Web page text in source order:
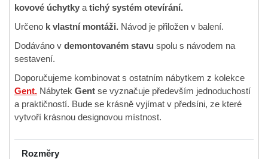
kovové úchytky a tichý systém otevírání.
Určeno k vlastní montáži. Návod je přiložen v balení.
Dodáváno v demontovaném stavu spolu s návodem na
sestavení.
Doporučujeme kombinovat s ostatním nábytkem z kolekce
Gent. Nábytek Gent se vyznačuje především jednoduchostí
a praktičností. Bude se krásně vyjímat v předsíni, ze které
vytvoří krásnou designovou místnost.
Rozměry